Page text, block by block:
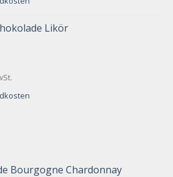
Likör
Bourgogne Chardonnay